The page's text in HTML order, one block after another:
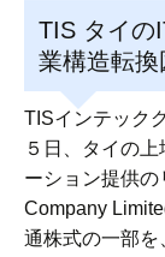
TIS タイの
業構造転換
TISインテック
５日、タイの
ーション提供
Company
通株式の一部を